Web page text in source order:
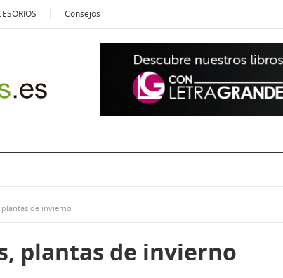
Consejos
de invierno
plantas de invierno